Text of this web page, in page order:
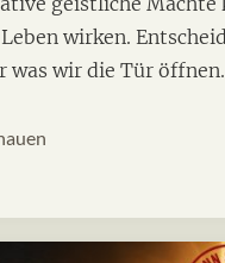
wirken.
was wir die Tür öffnen.